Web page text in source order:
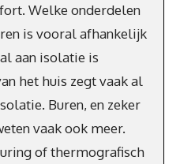
Welke onderdelen
is vooral afhankelijk
aan isolatie is
het huis zegt vaak al
Buren, en zeker
vaak ook meer.
of thermografisch